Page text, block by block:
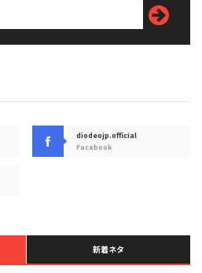
diodeojp.official
Facebook
新着ネタ